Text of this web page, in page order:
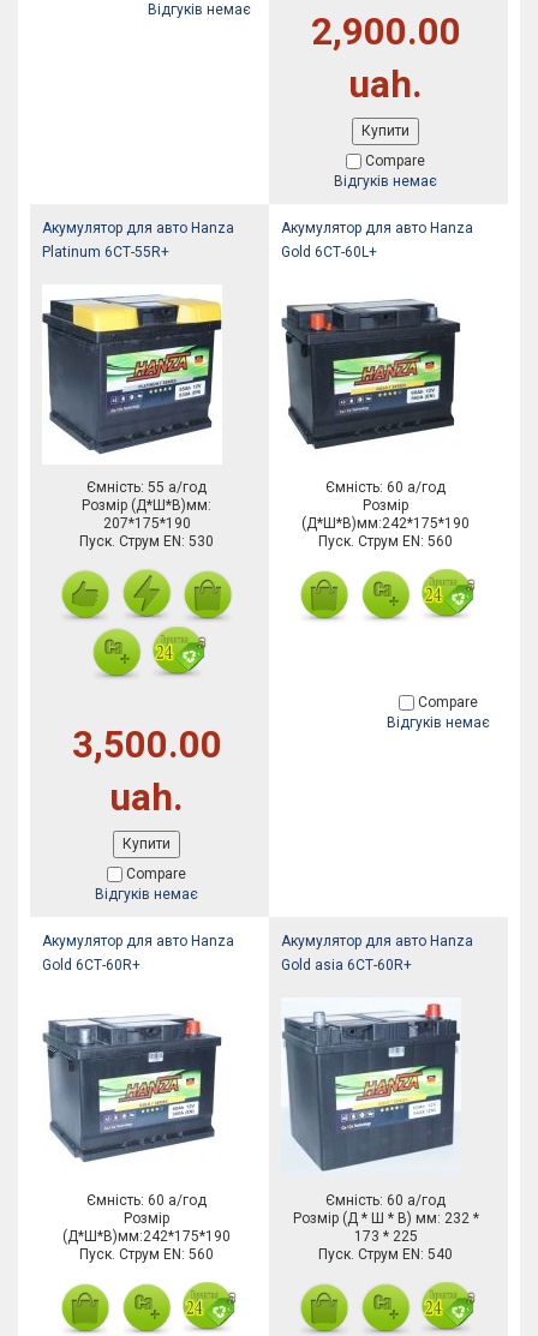
Відгуків немає
2,900.00
uah.
Купити
Compare
Відгуків немає
Акумулятор для авто Hanza
Platinum 6СТ-55R+
Ємність: 55 а/год
Розмір (Д*Ш*В)мм:
207*175*190
Пуск. Струм EN: 530
3,500.00
uah.
Купити
Compare
Відгуків немає
Акумулятор для авто Hanza
Gold 6СТ-60L+
Ємність: 60 а/год
Розмір
(Д*Ш*В)мм:242*175*190
Пуск. Струм EN: 560
Compare
Відгуків немає
Акумулятор для авто Hanza
Gold 6СТ-60R+
Ємність: 60 а/год
Розмір
(Д*Ш*В)мм:242*175*190
Пуск. Струм EN: 560
Акумулятор для авто Hanza
Gold asia 6СТ-60R+
Ємність: 60 а/год
Розмір (Д * Ш * В) мм: 232 *
173 * 225
Пуск. Струм EN: 540